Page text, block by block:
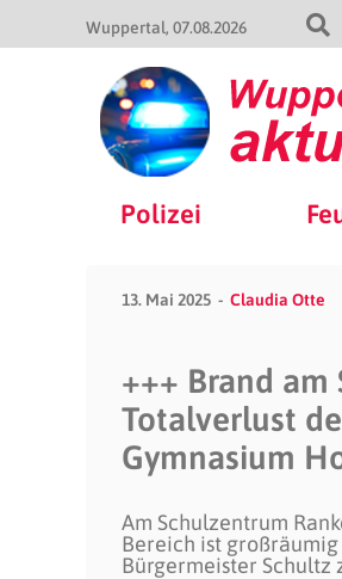
Wuppertal 07.08.2026
Polizei
13. Mai 2025 Claudia Otte
+++ Brand
Totalverlust
Gymnasium
Am Schulzentrum
Bereich ist
Bürgermeister Schultz